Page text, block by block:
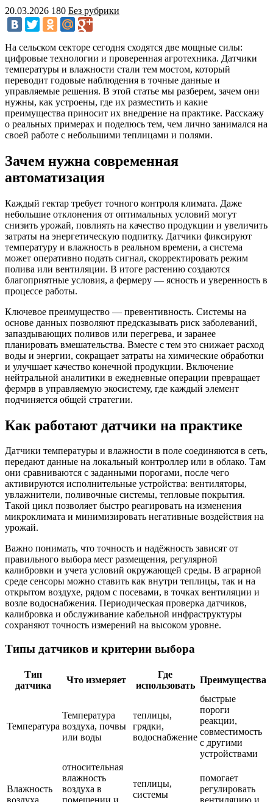
20.03.2026 180 Без рубрики
На сельском секторе сегодня сходятся две мощные силы:
цифровые технологии и проверенная агротехника. Датчики
температуры и влажности стали тем мостом, который
переводит годовые наблюдения в точные данные и
управляемые решения. В этой статье мы разберем, зачем они
нужны, как устроены, где их разместить и какие
преимущества приносит их внедрение на практике. Расскажу
о реальных примерах и поделюсь тем, чем лично занимался на
своей работе с небольшими теплицами и полями.
Зачем нужна современная
автоматизация
Каждый гектар требует точного контроля климата. Даже
небольшие отклонения от оптимальных условий могут
снизить урожай, повлиять на качество продукции и увеличить
затраты на энергетическую подпитку. Датчики фиксируют
температуру и влажность в реальном времени, а система
может оперативно подать сигнал, скорректировать режим
полива или вентиляции. В итоге растению создаются
благоприятные условия, а фермеру — ясность и уверенность в
процессе работы.
Ключевое преимущество — превентивность. Системы на
основе данных позволяют предсказывать риск заболеваний,
запаздывающих поливов или перегрева, и заранее
планировать вмешательства. Вместе с тем это снижает расход
воды и энергии, сокращает затраты на химические обработки
и улучшает качество конечной продукции. Включение
нейтральной аналитики в ежедневные операции превращает
фермрв в управляемую экосистему, где каждый элемент
подчиняется общей стратегии.
Как работают датчики на практике
Датчики температуры и влажности в поле соединяются в сеть,
передают данные на локальный контроллер или в облако. Там
они сравниваются с заданными порогами, после чего
активируются исполнительные устройства: вентиляторы,
увлажнители, поливочные системы, тепловые покрытия.
Такой цикл позволяет быстро реагировать на изменения
микроклимата и минимизировать негативные воздействия на
урожай.
Важно понимать, что точность и надёжность зависят от
правильного выбора мест размещения, регулярной
калибровки и учета условий окружающей среды. В аграрной
среде сенсоры можно ставить как внутри теплицы, так и на
открытом воздухе, рядом с посевами, в точках вентиляции и
возле водоснабжения. Периодическая проверка датчиков,
калибровка и обслуживание кабельной инфраструктуры
сохраняют точность измерений на высоком уровне.
Типы датчиков и критерии выбора
Тип
датчика
Что измеряет
Где
использовать
Преимущества
Температура
Температура
воздуха, почвы
или воды
теплицы,
грядки,
водоснабжение
быстрые
пороги
реакции,
совместимость
с другими
устройствами
Влажность
воздуха
относительная
влажность
воздуха в
помещении и
теплицы,
системы
помогает
регулировать
вентиляцию и